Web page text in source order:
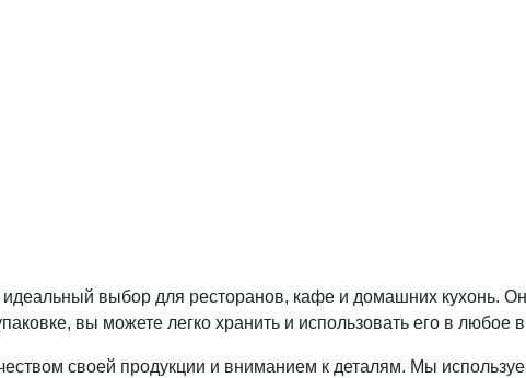
выбор для ресторанов, кафе и домашних кухонь.
вы можете легко хранить и использовать его в любое
своей продукции и вниманием к деталям. Мы